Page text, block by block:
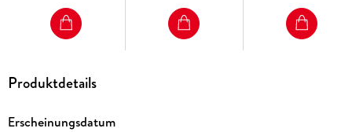
Produktdetails
Erscheinungsdatum